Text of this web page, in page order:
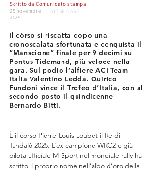
Scritto daComunicato stampa
25 novembre
2025
ALTRE GARE
Il còrso si riscatta dopo una
cronoscalata sfortunata e conquista il
“Manscione” finale per 9 decimi su
Pontus Tidemand, più veloce nella
gara. Sul podio l’alfiere ACI Team
Italia Valentino Ledda. Quirico
Fundoni vince il Trofeo d’Italia, con al
secondo posto il quindicenne
Bernardo Bitti.
È il corso Pierre-Louis Loubet il Re di
Tandalò 2025. L’ex campione WRC2 e già
pilota ufficiale M-Sport nel mondiale rally ha
scritto il proprio nome nell’albo d’oro della